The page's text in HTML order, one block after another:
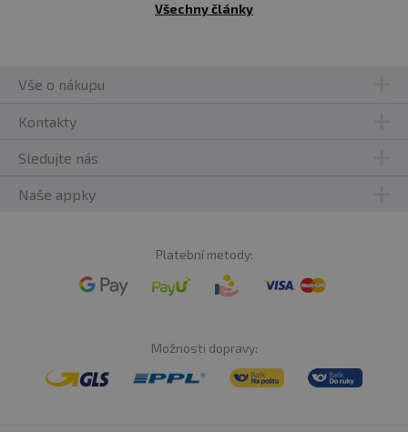
Všechny články
Vše o nákupu
Kontakty
Sledujte nás
Naše appky
Platební metody:
Možnosti dopravy: